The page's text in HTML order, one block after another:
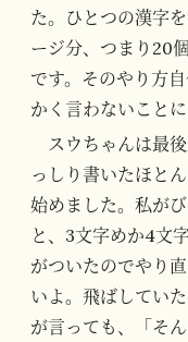
た。ひとつの漢字
ージ分、つまり20
です。そのやり方
かく言わないことに
スウちゃんは最
っしり書いたほと
始めました。私が
と、3文字めか4文
がついたのでやり
いよ。飛ばしてい
が言っても、「そ